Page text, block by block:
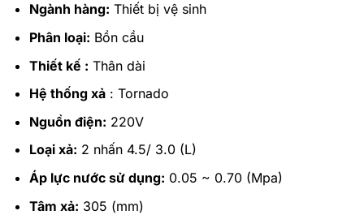
Ngành hàng: Thiết bị vệ sinh
Phân loại: Bồn cầu
Thiết kế : Thân dài
Hệ thống xả: Tornado
Nguồn điện: 220V
Loại xả: 2 nhấn 4.5/ 3.0 (L)
Áp lực nước sử dụng: 0.05 ~ 0.70 (Mpa)
Tâm xả: 305 (mm)